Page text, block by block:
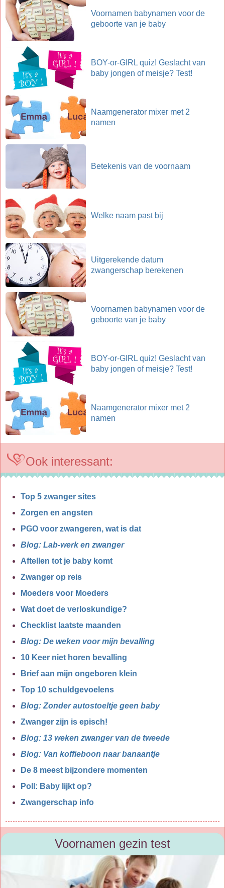
Voornamen babynamen voor de
geboorte van je baby
BOY-or-GIRL quiz! Geslacht van
baby jongen of meisje? Test!
Naamgenerator mixer met 2
namen
Betekenis van de voornaam
Welke naam past bij
Uitgerekende datum
zwangerschap berekenen
Voornamen babynamen voor de
geboorte van je baby
BOY-or-GIRL quiz! Geslacht van
baby jongen of meisje? Test!
Naamgenerator mixer met 2
namen
Ook interessant:
Top 5 zwanger sites
Zorgen en angsten
PGO voor zwangeren, wat is dat
Blog: Lab-werk en zwanger
Aftellen tot je baby komt
Zwanger op reis
Moeders voor Moeders
Wat doet de verloskundige?
Checklist laatste maanden
Blog: De weken voor mijn bevalling
10 Keer niet horen bevalling
Brief aan mijn ongeboren klein
Top 10 schuldgevoelens
Blog: Zonder autostoeltje geen baby
Zwanger zijn is episch!
Blog: 13 weken zwanger van de tweede
Blog: Van koffieboon naar banaantje
De 8 meest bijzondere momenten
Poll: Baby lijkt op?
Zwangerschap info
Voornamen gezin test